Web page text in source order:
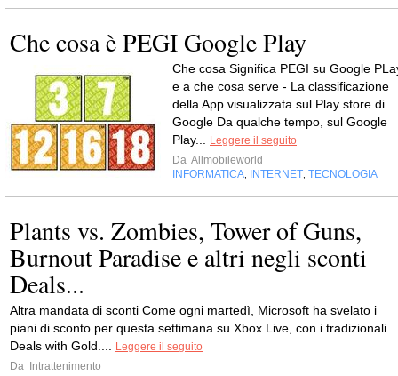
Che cosa è PEGI Google Play
Che cosa Significa PEGI su Google
e a che cosa serve - La classificazione
della App visualizzata sul Play store di
Google Da qualche tempo, sul Google
Play...
Leggere il seguito
Da Allmobileworld
INFORMATICA
INTERNET TECNOLOGIA
Plants vs. Zombies, Tower of Guns,
Burnout Paradise e altri negli sconti
Deals...
Altra mandata di sconti Come ogni martedì, Microsoft ha svelato i
piani di sconto per questa settimana su Xbox Live, con i tradizionali
Deals with Gold....
Leggere il seguito
Da
Intrattenimento